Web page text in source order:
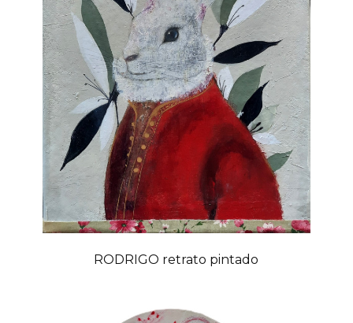
RODRIGO retrato pintado